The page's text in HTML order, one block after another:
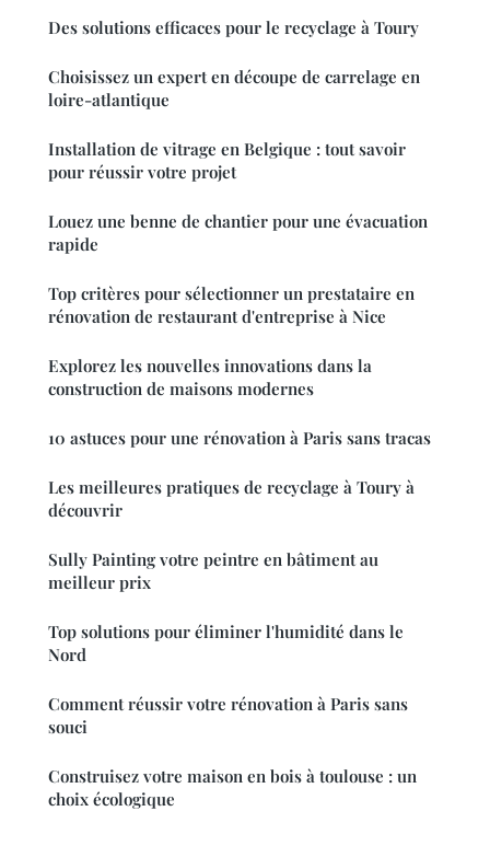
Des solutions efficaces pour le recyclage à Toury
Choisissez un expert en découpe de carrelage en
loire-atlantique
Installation de vitrage en Belgique : tout savoir
pour réussir votre projet
Louez une benne de chantier pour une évacuation
rapide
Top critères pour sélectionner un prestataire en
rénovation de restaurant d'entreprise à Nice
Explorez les nouvelles innovations dans la
construction de maisons modernes
10 astuces pour une rénovation à Paris sans tracas
Les meilleures pratiques de recyclage à Toury à
découvrir
Sully Painting votre peintre en bâtiment au
meilleur prix
Top solutions pour éliminer l'humidité dans le
Nord
Comment réussir votre rénovation à Paris sans
souci
Construisez votre maison en bois à toulouse : un
choix écologique